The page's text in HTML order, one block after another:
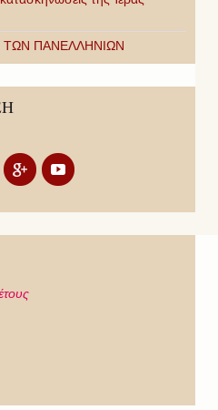
ΤΩΝ ΠΑΝΕΛΛΗΝΙΩΝ